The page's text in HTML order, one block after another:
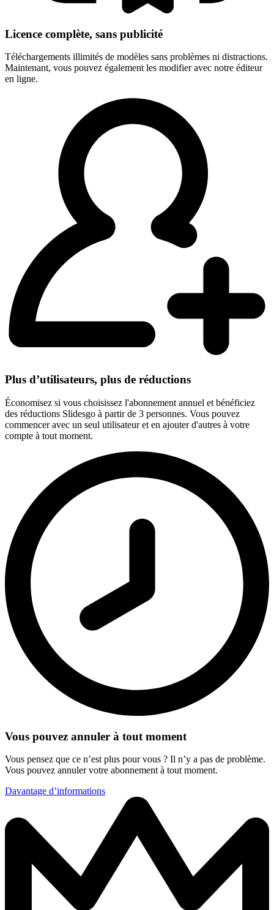
Licence complète, sans publicité
Téléchargements illimités de modèles sans problèmes ni distractions.
Maintenant, vous pouvez également les modifier avec notre éditeur
en ligne.
Plus d’utilisateurs, plus de réductions
Économisez si vous choisissez l'abonnement annuel et bénéficiez
des réductions Slidesgo à partir de 3 personnes. Vous pouvez
commencer avec un seul utilisateur et en ajouter d'autres à votre
compte à tout moment.
Vous pouvez annuler à tout moment
Vous pensez que ce n’est plus pour vous ? Il n’y a pas de problème.
Vous pouvez annuler votre abonnement à tout moment.
Davantage d’informations